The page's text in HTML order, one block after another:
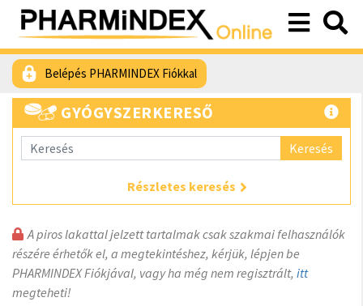
Belépés PHARMINDEX Fiókkal
GYÓGYSZERKERESŐ
Keresés
Részletes keresés
A piros lakattal jelzett tartalmak csak szakmai felhasználók
részére érhetők el, a megtekintéshez, kérjük, lépjen be
PHARMINDEX Fiókjával, vagy ha még nem regisztrált, itt
megteheti!